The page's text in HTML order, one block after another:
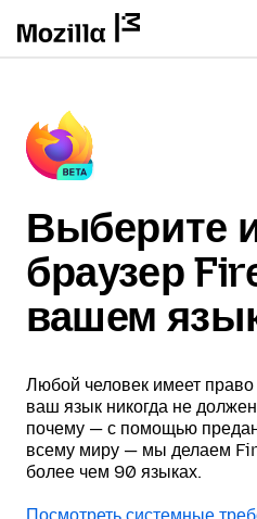
Выберите
браузер
вашем
Любой человек имеет
ваш язык никогда не
почему — с помощью
всему миру — мы делаем
более чем 90 языках.